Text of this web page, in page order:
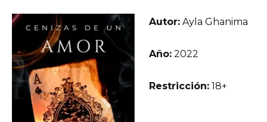
Autor: Ayla Ghanima
Año: 2022
Restricción: 18+